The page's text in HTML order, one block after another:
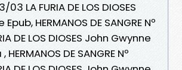
03 LA FURIA DE LOS DIOSES
HERMANOS DE SANGRE Nº
DE LOS DIOSES John Gwynne
DE SANGRE Nº